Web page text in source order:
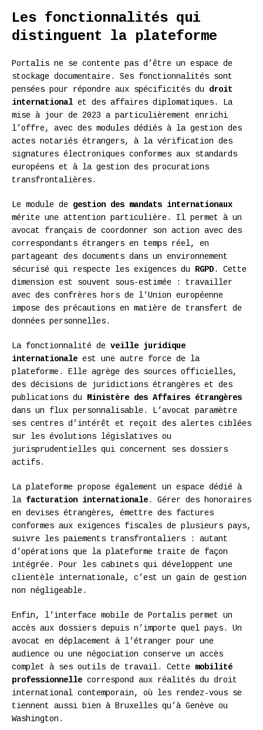
Les fonctionnalités qui
distinguent la plateforme
Portalis ne se contente pas d’être un espace de
stockage documentaire. Ses fonctionnalités sont
pensées pour répondre aux spécificités du droit
international et des affaires diplomatiques. La
mise à jour de 2023 a particulièrement enrichi
l’offre, avec des modules dédiés à la gestion des
actes notariés étrangers, à la vérification des
signatures électroniques conformes aux standards
européens et à la gestion des procurations
transfrontalières.
Le module de gestion des mandats internationaux
mérite une attention particulière. Il permet à un
avocat français de coordonner son action avec des
correspondants étrangers en temps réel, en
partageant des documents dans un environnement
sécurisé qui respecte les exigences du
RGPD. Cette
dimension est souvent sous-estimée : travailler
avec des confrères hors de l’Union européenne
impose des précautions en matière de transfert de
données personnelles.
La fonctionnalité de veille juridique
internationale est une autre force de la
plateforme. Elle agrège des sources officielles,
des décisions de juridictions étrangères et des
publications du
Ministère des Affaires étrangères
dans un flux personnalisable. L’avocat paramètre
ses centres d’intérêt et reçoit des alertes ciblées
sur les évolutions législatives ou
jurisprudentielles qui concernent ses dossiers
actifs.
La plateforme propose également un espace dédié à
la facturation internationale. Gérer des honoraires
en devises étrangères, émettre des factures
conformes aux exigences fiscales de plusieurs pays,
suivre les paiements transfrontaliers : autant
d’opérations que la plateforme traite de façon
intégrée. Pour les cabinets qui développent une
clientèle internationale, c’est un gain de gestion
non négligeable.
Enfin, l’interface mobile de Portalis permet un
accès aux dossiers depuis n’importe quel pays. Un
avocat en déplacement à l’étranger pour une
audience ou une négociation conserve un accès
complet à ses outils de travail. Cette mobilité
professionnelle correspond aux réalités du droit
international contemporain, où les rendez-vous se
tiennent aussi bien à Bruxelles qu’à Genève ou
Washington.